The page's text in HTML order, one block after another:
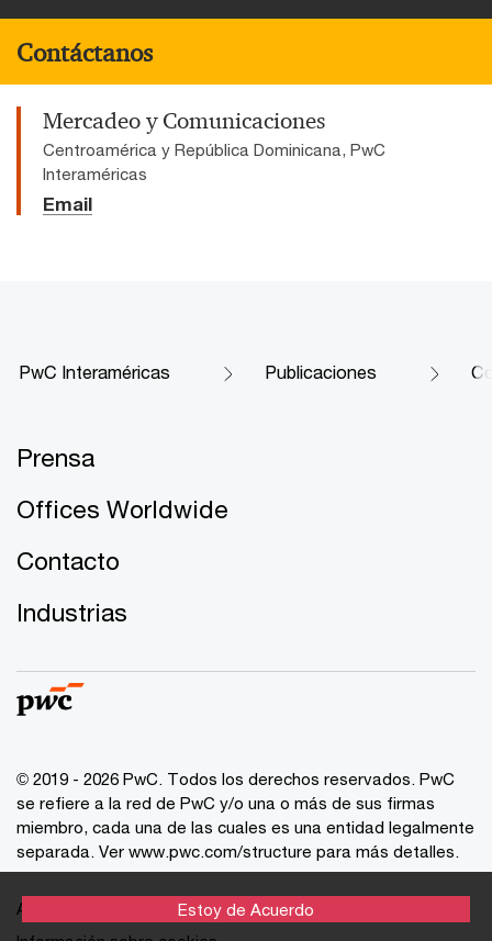
Contáctanos
Mercadeo y Comunicaciones
Centroamérica y República Dominicana, PwC
Interaméricas
Email
PwC Interaméricas Publicaciones
Prensa
Offices Worldwide
Contacto
Industrias
© 2019 - 2026 PwC. Todos los derechos reservados. PwC
se refiere a la red de PwC y/o una o más de sus firmas
miembro, cada una de las cuales es una entidad legalmente
separada. Ver www.pwc.com/structure para más detalles.
Aviso de Privacidad
Estoy de Acuerdo